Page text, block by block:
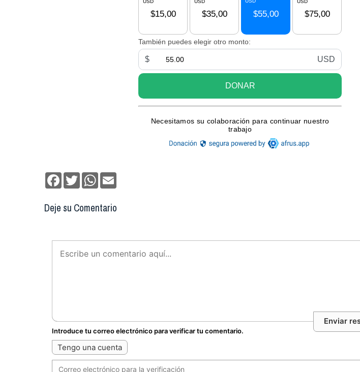
Facebook
TwitterWhatsApp
Deje su Comentario
Enviar
Introduce tu correo electrónico para verificar tu comentario.
Tengo una cuenta